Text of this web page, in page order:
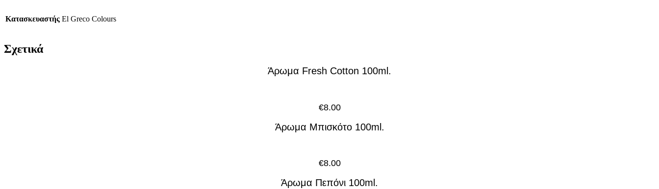
Κατασκευαστής El Greco Colours
Σχετικά
Άρωμα Fresh Cotton 100ml.
€8.00
Άρωμα Μπισκότο 100ml.
€8.00
Άρωμα Πεπόνι 100ml.